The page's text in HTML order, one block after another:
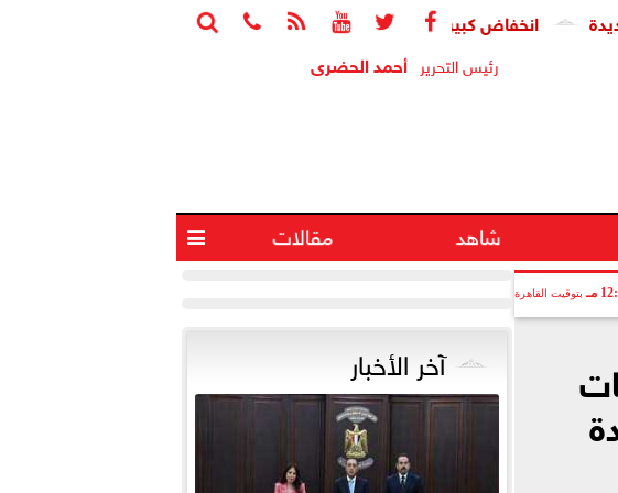





 انخفاض كبير فى سعر الدولار مقابل الجنيه صباح اليوم
رئيس التحرير أحمد الحضرى
شاهد مقالات 
مـ بتوقيت القاهرة
آخر الأخبار